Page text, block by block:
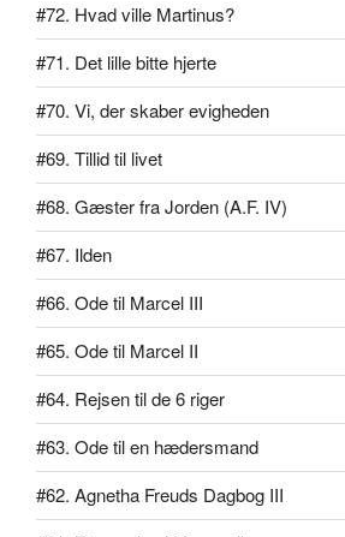
#72. Hvad ville Martinus?
#71. Det lille bitte hjerte
#70. Vi, der skaber evigheden
#69. Tillid til livet
#68. Gæster fra Jorden (A.F. IV)
#67. Ilden
#66. Ode til Marcel III
#65. Ode til Marcel II
#64. Rejsen til de 6 riger
#63. Ode til en hædersmand
#62. Agnetha Freuds Dagbog III